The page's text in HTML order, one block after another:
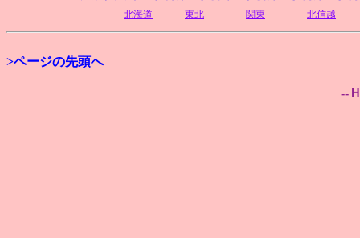
北海道 東北 関東 北信越
>ページの先頭へ
--